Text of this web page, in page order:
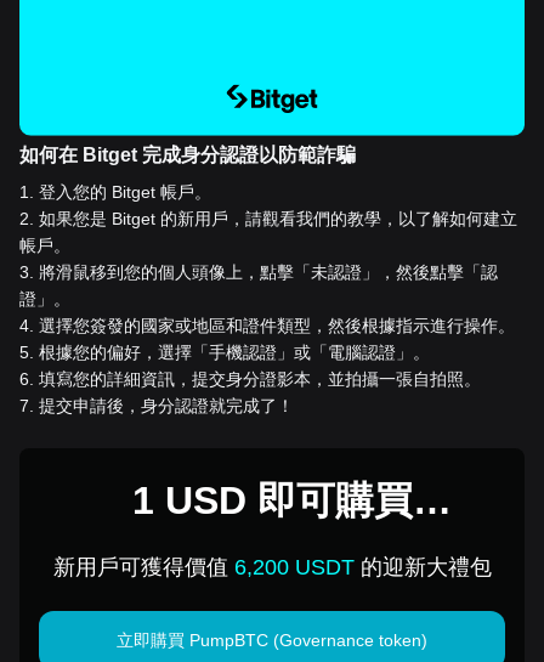
如何在 Bitget 完成身分認證以防範詐騙
1
登入您的 Bitget 帳戶。
2 如果您是 Bitget 的新用戶，請觀看我們的教學，以了解如何建立
帳戶。
3 將滑鼠移到您的個人頭像上，點擊「未認證」，然後點擊「認
證」。
4 選擇您簽發的國家或地區和證件類型，然後根據指示進行操作。
5 根據您的偏好，選擇「手機認證」或「電腦認證」。
6 填寫您的詳細資訊，提交身分證影本，並拍攝一張自拍照。
7 提交申請後，身分認證就完成了！
1 USD 即可購買
PumpBTC (Governance
新用戶可獲得價值 6,200 USDT的迎新大禮包
立即購買 PumpBTC (Governance token)